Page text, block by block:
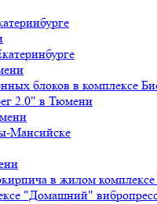
блоков в комплексе
2.0" в Тюмени
Мансийске
в жилом
"Домашний"